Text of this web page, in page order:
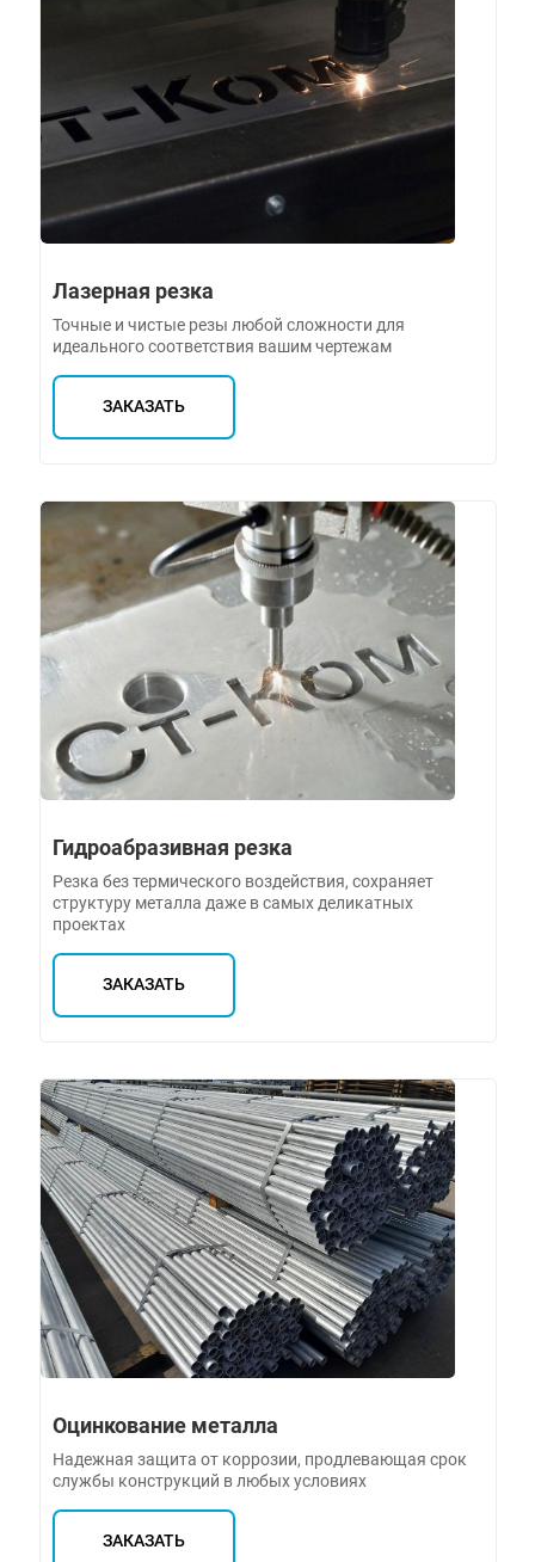
Лазерная резка
Точные и чистые резы любой сложности для
идеального соответствия вашим чертежам
ЗАКАЗАТЬ
Гидроабразивная резка
Резка без термического воздействия, сохраняет
структуру металла даже в самых деликатных
проектах
ЗАКАЗАТЬ
Оцинкование металла
Надежная защита от коррозии, продлевающая срок
службы конструкций в любых условиях
ЗАКАЗАТЬ